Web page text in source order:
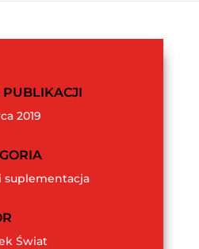
PUBLIKACJI
2019
suplementacja
Świat